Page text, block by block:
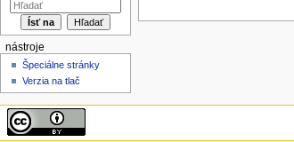
nástroje
Špeciálne stránky
Verzia na tlač